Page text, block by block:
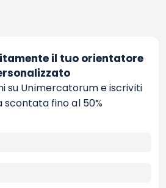
il tuo orientatore
su Unimercatorum e iscriviti
fino al 50%